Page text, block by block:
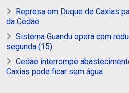
Represa em Duque de Caxias
da Cedae
Sistema Guandu opera com
segunda (15)
Cedae interrompe
Caxias pode ficar sem água